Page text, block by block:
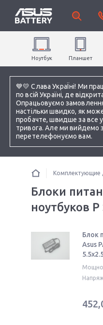
💙💛 Слава УкраЇні! Ми
по всій Україні, де
Опрацьовуємо
настільки швидко, як
пробачте, швидше за все у
тривога. Але ми вийдемо
перетелефонуємо вам.
Ноутбук Планшет
Комплектующие
Блоки
ноутбуков
Блок
Asus